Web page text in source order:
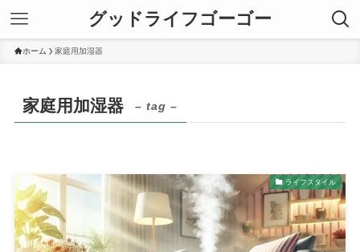
グッドライフゴーゴー
ホーム 家庭用加湿器
家庭用加湿器 – tag –
ライフスタイル